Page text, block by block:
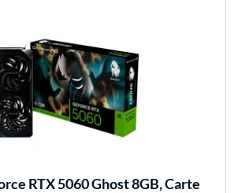
RTX 5060 Ghost 8GB, Carte